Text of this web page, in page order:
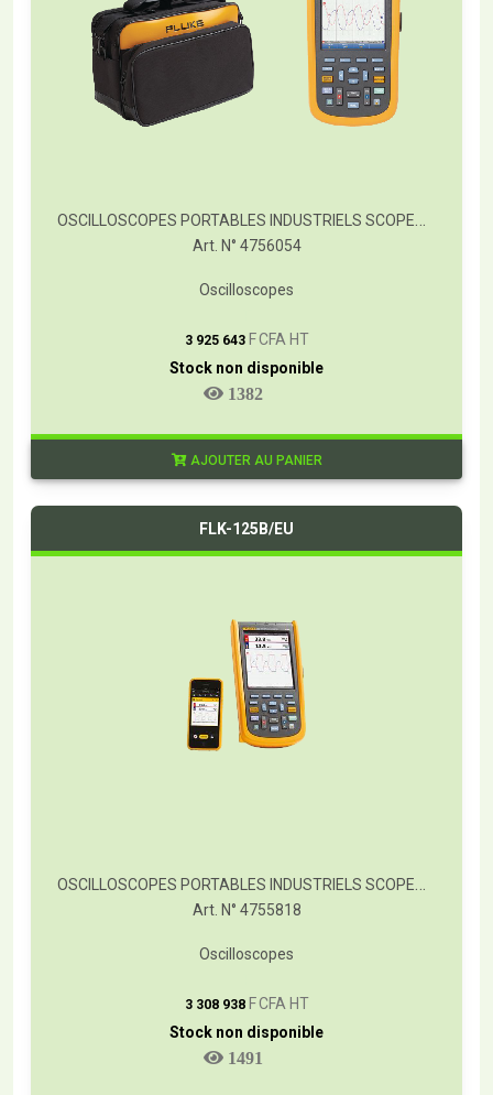
OSCILLOSCOPES PORTABLES INDUSTRIELS SCOPEMETER® FLUKE SÉRIE 120B
Art. N° 4756054
Oscilloscopes
3 925 643 F CFA HT
Stock non disponible
1382
AJOUTER AU PANIER
FLK-125B/EU
OSCILLOSCOPES PORTABLES INDUSTRIELS SCOPEMETER® FLUKE SÉRIE 120B
Art. N° 4755818
Oscilloscopes
3 308 938 F CFA HT
Stock non disponible
1491